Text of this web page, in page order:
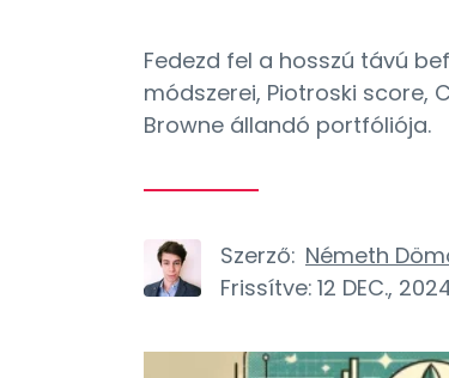
Fedezd fel a hosszú távú
módszerei, Piotroski score,
Browne állandó portfóliója.
Szerző: Németh
Frissítve: 12 DEC.,